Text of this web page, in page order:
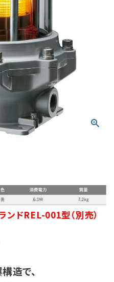
ドREL-001型（別売）
造で、